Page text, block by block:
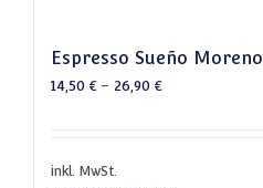
Espresso Sueño Moreno
14,50 €– 26,90 €
inkl. MwSt.